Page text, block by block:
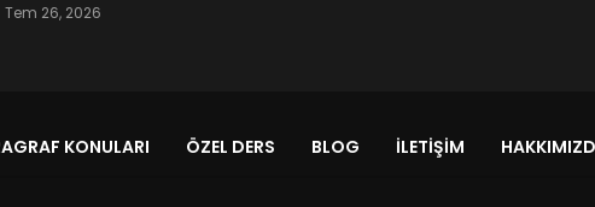
Tem 26, 2026
KONULARI ÖZEL DERS BLOG İLETIŞIM